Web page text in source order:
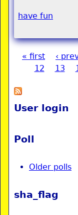
have fun
Pages
« first ‹
12
13
User login
Poll
Older polls
sha_flag